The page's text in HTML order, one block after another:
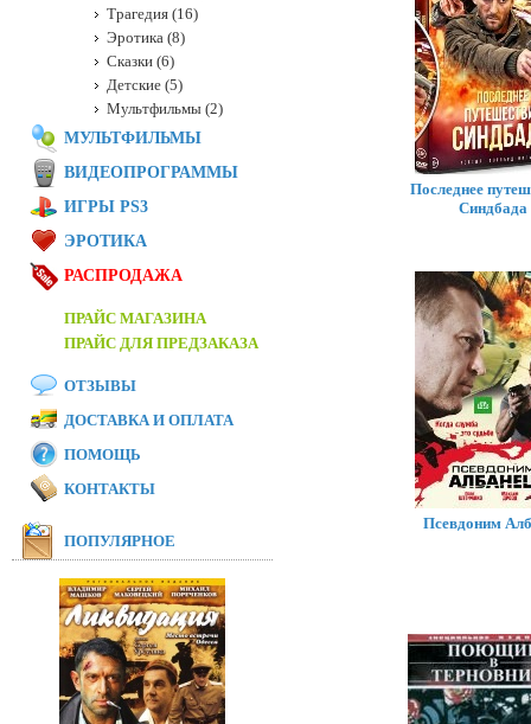
Последнее
Синдбада
Псевдоним
Трагедия (16)
Эротика (8)
Сказки (6)
Детские (5)
Мультфильмы (2)
МУЛЬТФИЛЬМЫ
ВИДЕОПРОГРАММЫ
ИГРЫ PS3
ЭРОТИКА
РАСПРОДАЖА
ПРАЙС МАГАЗИНА
ПРАЙС ДЛЯ ПРЕДЗАКАЗА
ОТЗЫВЫ
ДОСТАВКА И ОПЛАТА
ПОМОЩЬ
КОНТАКТЫ
ПОПУЛЯРНОЕ